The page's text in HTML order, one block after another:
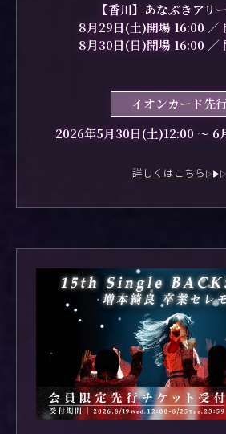
【香川】あなぶきアリ
8月29日(土)開場 16:00 ／
8月30日(日)開場 16:00 ／
イオンカード先
2026年5月30日(土)12:00 〜 6
詳しくはこちら ▷▶▷